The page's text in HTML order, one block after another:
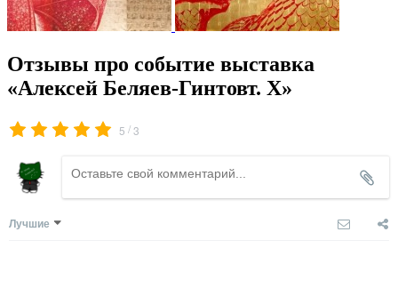
Отзывы про событие выставка
«Алексей Беляев-Гинтовт. Х»
5 /3
Лучшие